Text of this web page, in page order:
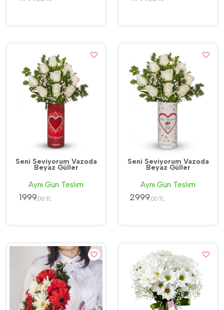
Seni Seviyorum Vazoda
Beyaz Güller
Aynı Gün Teslim
1999 ,00 TL
Seni Seviyorum Vazoda
Beyaz Güller
Aynı Gün Teslim
2999 ,00 TL